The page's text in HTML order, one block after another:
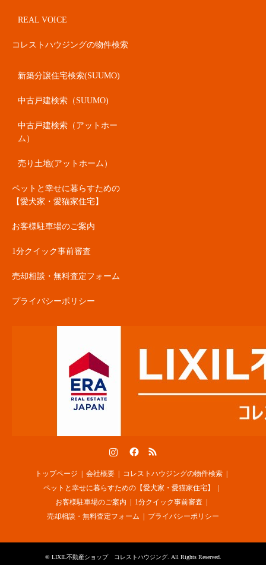
REAL VOICE
コレストハウジングの物件検索
新築分譲住宅検索(SUUMO)
中古戸建検索（SUUMO)
中古戸建検索（アットホー
ム）
売り土地(アットホーム）
ペットと幸せに暮らすための
【愛犬家・愛猫家住宅】
お客様駐車場のご案内
1分クイック事前審査
売却相談・無料査定フォーム
プライバシーポリシー
トップページ 会社概要
コレストハウジングの物件検索
ペットと幸せに暮らすための【愛犬家・愛猫家住宅】
お客様駐車場のご案内
1分クイック事前審査
売却相談・無料査定フォーム
プライバシーポリシー
© LIXIL不動産ショップ コレストハウジング. All Rights Reserved.